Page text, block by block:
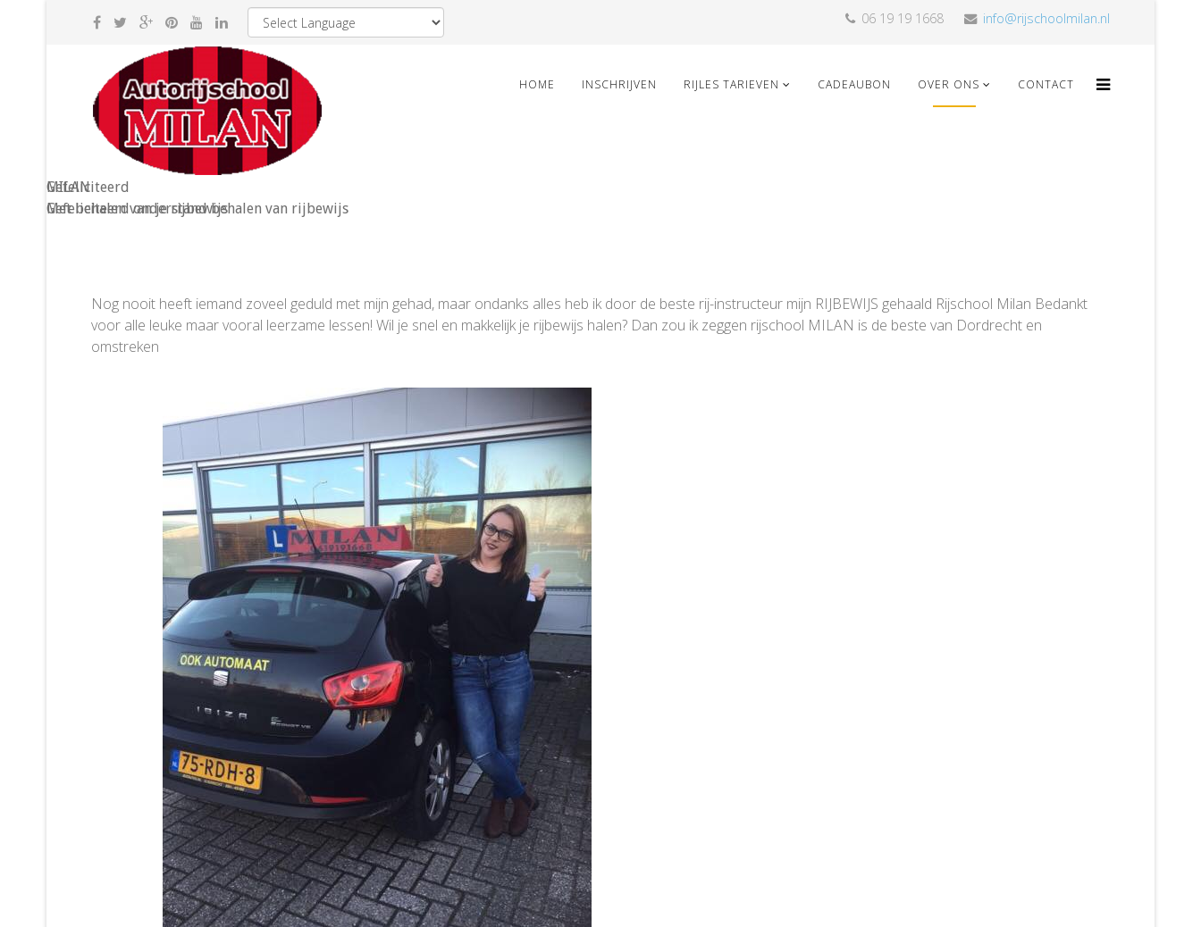
06 19 19 1668 info@rijschoolmilan.nl
HOME INSCHRIJVEN RIJLES TARIEVEN CADEAUBON OVER ONS CONTACT
Gefeliciteerd
Met behalen van je rijbewijs
MILAN
Gefeliciteerd onderstand behalen van rijbewijs
Nog nooit heeft iemand zoveel geduld met mijn gehad, maar ondanks alles heb ik door de beste rij-instructeur mijn RIJBEWIJS gehaald Rijschool Milan Bedankt
voor alle leuke maar vooral leerzame lessen! Wil je snel en makkelijk je rijbewijs halen? Dan zou ik zeggen rijschool MILAN is de beste van Dordrecht en
omstreken